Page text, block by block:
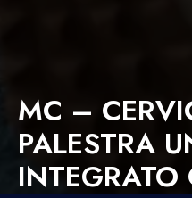
MC –
PALESTRA
INTEGRATO